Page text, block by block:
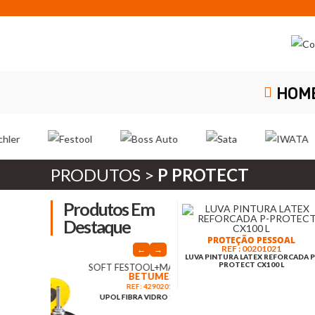
PRODUTOS > P PROTECT
PROTEÇÃO PESSOAL
REF : 00201021
LUVA PINTURA LATEX REFORCADA
PROTECT CX100 L
Produtos Em
Destaque
BETUMES
REF: 42902013
UPOL FIBRA VIDRO 1L – P.40/2
← →